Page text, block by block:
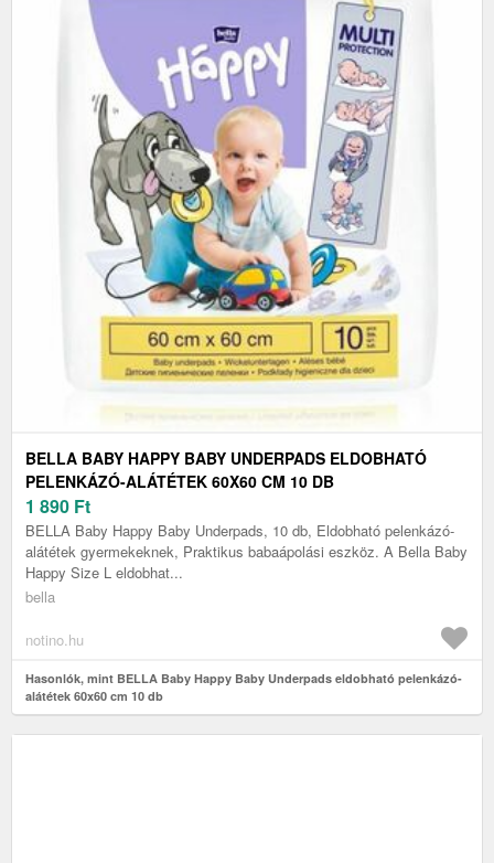
BELLA BABY HAPPY BABY UNDERPADS ELDOBHATÓ
PELENKÁZÓ-ALÁTÉTEK 60X60 CM 10 DB
1 890 Ft
BELLA Baby Happy Baby Underpads, 10 db, Eldobható pelenkázó-
alátétek gyermekeknek, Praktikus babaápolási eszköz. A Bella Baby
Happy Size L eldobhat...
bella
notino.hu
Hasonlók, mint BELLA Baby Happy Baby Underpads eldobható pelenkázó-
alátétek 60x60 cm 10 db